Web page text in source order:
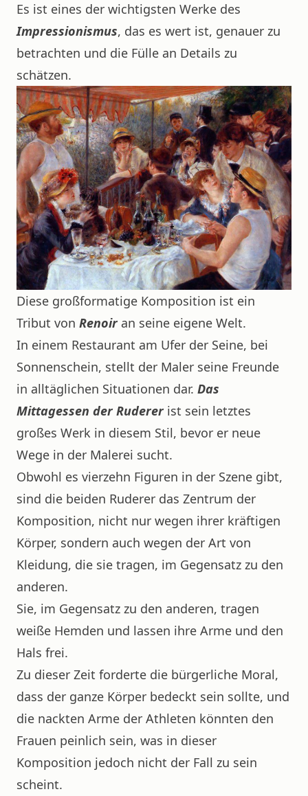
Es ist eines der wichtigsten Werke des
Impressionismus, das es wert ist, genauer zu
betrachten und die Fülle an Details zu
schätzen.
Diese großformatige Komposition ist ein
Tribut von Renoir an seine eigene Welt.
In einem Restaurant am Ufer der Seine, bei
Sonnenschein, stellt der Maler seine Freunde
in alltäglichen Situationen dar. Das
Mittagessen der Ruderer ist sein letztes
großes Werk in diesem Stil, bevor er neue
Wege in der Malerei sucht.
Obwohl es vierzehn Figuren in der Szene gibt,
sind die beiden Ruderer das Zentrum der
Komposition, nicht nur wegen ihrer kräftigen
Körper, sondern auch wegen der Art von
Kleidung, die sie tragen, im Gegensatz zu den
anderen.
Sie, im Gegensatz zu den anderen, tragen
weiße Hemden und lassen ihre Arme und den
Hals frei.
Zu dieser Zeit forderte die bürgerliche Moral,
dass der ganze Körper bedeckt sein sollte, und
die nackten Arme der Athleten könnten den
Frauen peinlich sein, was in dieser
Komposition jedoch nicht der Fall zu sein
scheint.